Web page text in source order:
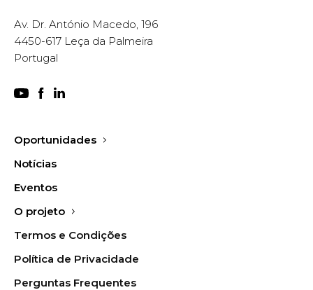
Av. Dr. António Macedo, 196
4450-617 Leça da Palmeira
Portugal
Oportunidades
Notícias
Eventos
O projeto
Termos e Condições
Política de Privacidade
Perguntas Frequentes